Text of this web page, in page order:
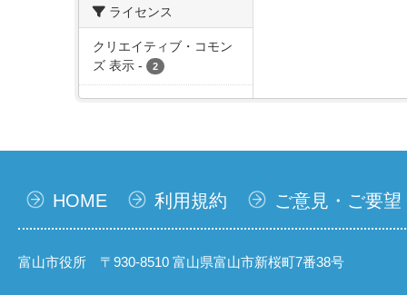
ライセンス
クリエイティブ・コモン
ズ 表示 - 2
HOME 利用規約 ご意見・ご要望
富山市役所 〒930-8510 富山県富山市新桜町7番38号